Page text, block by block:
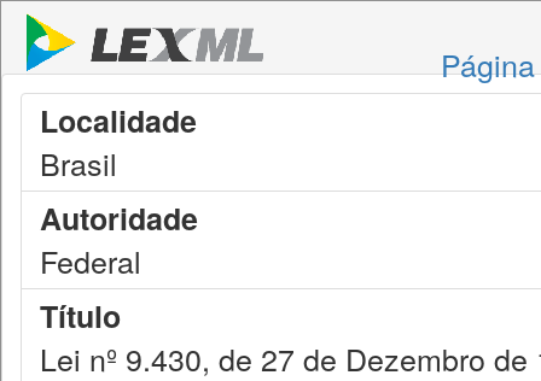
Localidade
Brasil
Autoridade
Federal
Título
Lei nº 9.430, de 27 de Dezembro de